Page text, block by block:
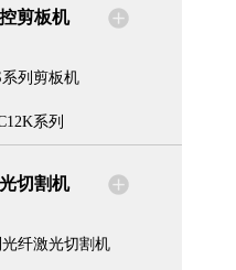
剪板机
系列剪板机
系列
切割机
纤激光切割机